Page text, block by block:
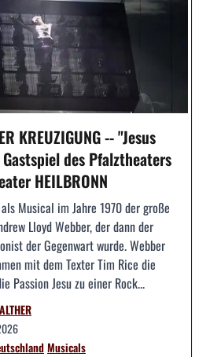
KREUZIGUNG -- "Jesus
des Pfalztheaters
HEILBRONN
Musical im Jahre 1970 der große
Lloyd Webber, der dann der
der Gegenwart wurde. Webber
mit dem Texter Tim Rice die
Passion Jesu zu einer Rock...
Musicals